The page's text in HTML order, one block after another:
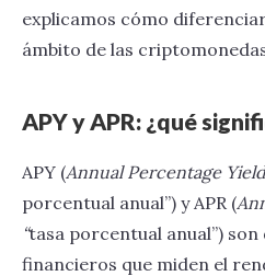
explicamos cómo
ámbito de las
APY y APR: ¿qué
APY (Annual Percentage
porcentual anual”) y APR (
“tasa porcentual anual”)
financieros que miden el